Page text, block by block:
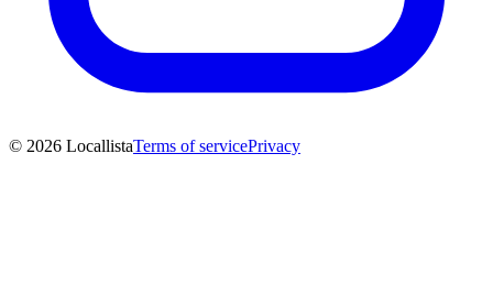
© 2026 LocallistaTerms of servicePrivacy